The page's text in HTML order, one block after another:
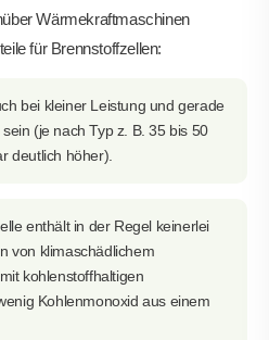
Wärmekraftmaschinen
für Brennstoffzellen:
bei kleiner Leistung und gerade
(je nach Typ z. B. 35 bis 50
deutlich höher).
enthält in der Regel keinerlei
von klimaschädlichem
kohlenstoffhaltigen
Kohlenmonoxid aus einem